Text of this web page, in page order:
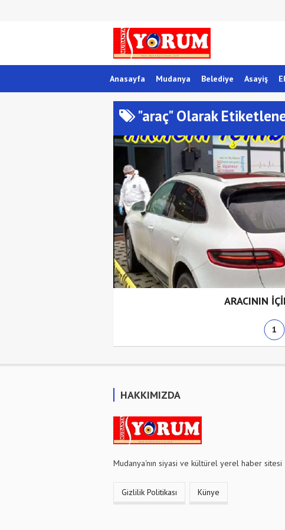
Anasayfa Mudanya Belediye Asayiş
"araç" Olarak
ARACININ
1
HAKKIMIZDA
Mudanya'nın siyasi ve kültürel yerel haber sitesi
Gizlilik Politikası Künye